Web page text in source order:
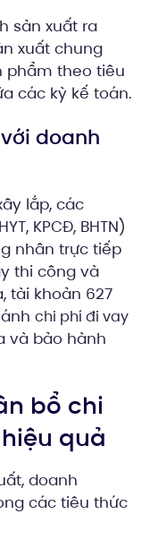
sản xuất ra
xuất chung
phẩm theo tiêu
các kỳ kế toán.
doanh
lắp, các
KPCĐ, BHTN)
nhân trực tiếp
thi công và
tài khoản 627
chi phí đi vay
và bảo hành
bổ chi
quả
doanh
các tiêu thức